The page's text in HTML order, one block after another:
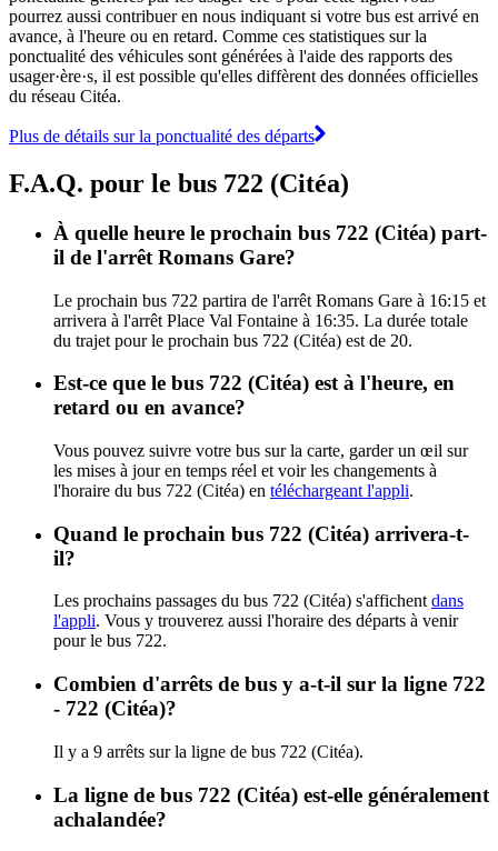
pourrez aussi contribuer en nous indiquant si votre bus est arrivé en
avance, à l'heure ou en retard. Comme ces statistiques sur la
ponctualité des véhicules sont générées à l'aide des rapports des
usager·ère·s, il est possible qu'elles diffèrent des données officielles
du réseau Citéa.
Plus de détails sur la ponctualité des départs
F.A.Q. pour le bus 722 (Citéa)
À quelle heure le prochain bus 722 (Citéa) part-
il de l'arrêt Romans Gare?
Le prochain bus 722 partira de l'arrêt Romans Gare à 16:15 et
arrivera à l'arrêt Place Val Fontaine à 16:35. La durée totale
du trajet pour le prochain bus 722 (Citéa) est de 20.
Est-ce que le bus 722 (Citéa) est à l'heure, en
retard ou en avance?
Vous pouvez suivre votre bus sur la carte, garder un œil sur
les mises à jour en temps réel et voir les changements à
l'horaire du bus 722 (Citéa) en téléchargeant l'appli.
Quand le prochain bus 722 (Citéa) arrivera-t-
il?
Les prochains passages du bus 722 (Citéa) s'affichent dans
l'appli. Vous y trouverez aussi l'horaire des départs à venir
pour le bus 722.
Combien d'arrêts de bus y a-t-il sur la ligne 722
- 722 (Citéa)?
Il y a 9 arrêts sur la ligne de bus 722 (Citéa).
La ligne de bus 722 (Citéa) est-elle généralement
achalandée?